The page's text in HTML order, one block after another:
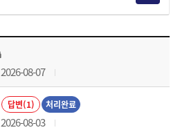
2026-08-07
답변(1) 처리완료
2026-08-03